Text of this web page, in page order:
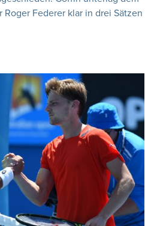
Roger Federer klar in drei Sätzen